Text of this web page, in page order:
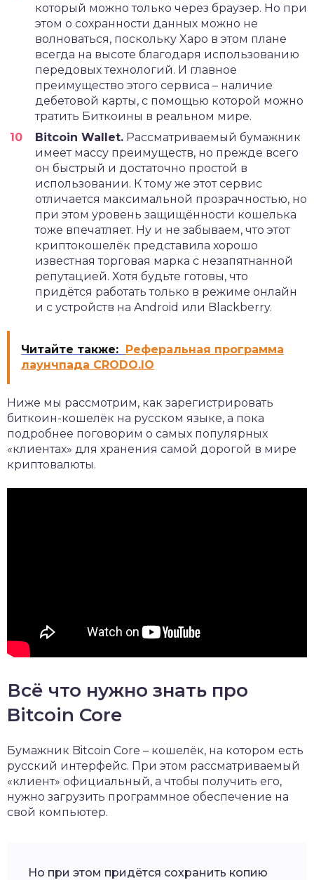
который можно только через браузер. Но при
этом о сохранности данных можно не
волноваться, поскольку Xapo в этом плане
всегда на высоте благодаря использованию
передовых технологий. И главное
преимущество этого сервиса – наличие
дебетовой карты, с помощью которой можно
тратить Биткоины в реальном мире.
Bitcoin Wallet. Рассматриваемый бумажник
имеет массу преимуществ, но прежде всего
он быстрый и достаточно простой в
использовании. К тому же этот сервис
отличается максимальной прозрачностью, но
при этом уровень защищённости кошелька
тоже впечатляет. Ну и не забываем, что этот
криптокошелёк представила хорошо
известная торговая марка с незапятнанной
репутацией. Хотя будьте готовы, что
придётся работать только в режиме онлайн
и с устройств на Android или Blackberry.
Читайте также: Реферальная программа
лаунчпада CRODO.IO
Ниже мы рассмотрим, как зарегистрировать
биткоин-кошелёк на русском языке, а пока
подробнее поговорим о самых популярных
«клиентах» для хранения самой дорогой в мире
криптовалюты.
Всё что нужно знать про
Bitcoin Core
Бумажник Bitcoin Core – кошелёк, на котором есть
русский интерфейс. При этом рассматриваемый
«клиент» официальный, а чтобы получить его,
нужно загрузить программное обеспечение на
свой компьютер.
Но при этом придётся сохранить копию